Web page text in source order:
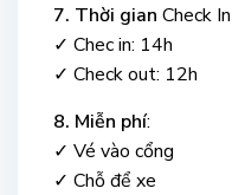
7. Thời gian Check
✓ Chec in: 14h
✓ Check out: 12h
8. Miễn phí:
✓ Vé vào cổng
✓ Chỗ để xe